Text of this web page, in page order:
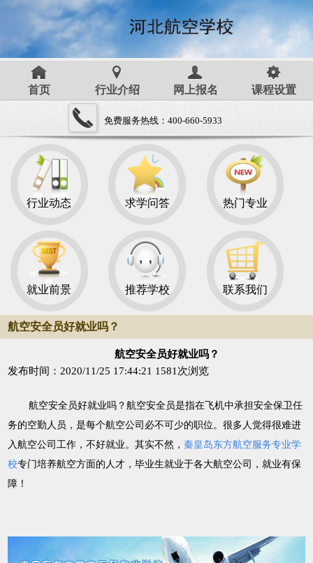
首页 行业介绍 网上报名 课程设置
免费服务热线：400-660-5933
行业动态 求学问答 热门专业
就业前景 推荐学校 联系我们
航空安全员好就业吗？
航空安全员好就业吗？
发布时间：2020/11/25 17:44:21 1581次浏览
航空安全员好就业吗？航空安全员是指在飞机中承担安全保卫任
务的空勤人员，是每个航空公司必不可少的职位。很多人觉得很难进
入航空公司工作，不好就业。其实不然，秦皇岛东方航空服务专业学
校专门培养航空方面的人才，毕业生就业于各大航空公司，就业有保
障！